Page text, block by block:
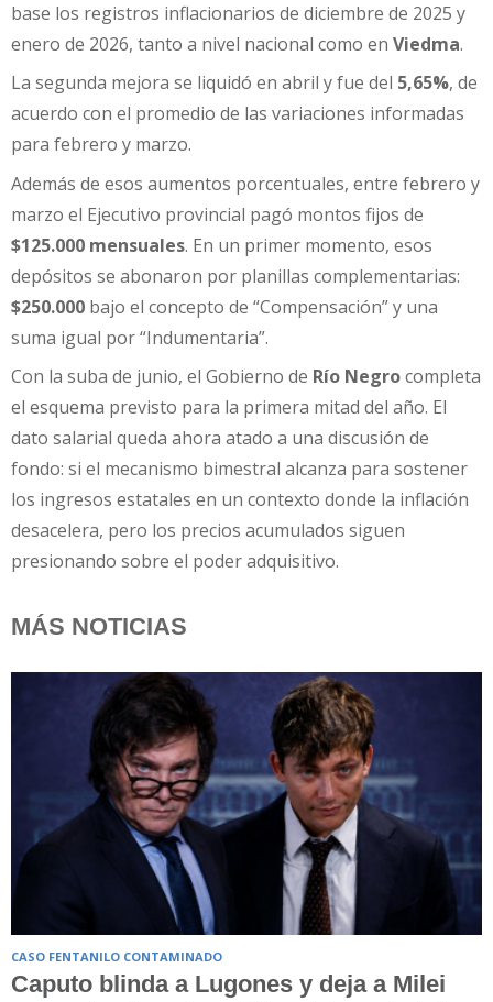
base los registros inflacionarios de diciembre de 2025 y
enero de 2026, tanto a nivel nacional como en Viedma.
La segunda mejora se liquidó en abril y fue del 5,65%, de
acuerdo con el promedio de las variaciones informadas
para febrero y marzo.
Además de esos aumentos porcentuales, entre febrero y
marzo el Ejecutivo provincial pagó montos fijos de
$125.000 mensuales. En un primer momento, esos
depósitos se abonaron por planillas complementarias:
$250.000 bajo el concepto de “Compensación” y una
suma igual por “Indumentaria”.
Con la suba de junio, el Gobierno de Río Negrocompleta
el esquema previsto para la primera mitad del año. El
dato salarial queda ahora atado a una discusión de
fondo: si el mecanismo bimestral alcanza para sostener
los ingresos estatales en un contexto donde la inflación
desacelera, pero los precios acumulados siguen
presionando sobre el poder adquisitivo.
MÁS NOTICIAS
CASO FENTANILO CONTAMINADO
Caputo blinda a Lugones y deja a Milei